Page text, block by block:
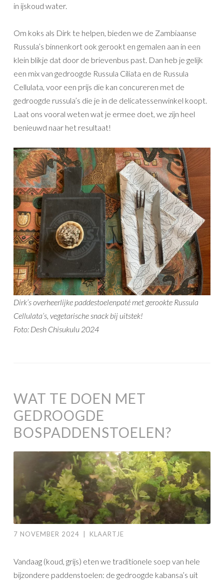
in ijskoud water.
Om koks als Dirk te helpen, bieden we de Zambiaanse
Russula’s binnenkort ook gerookt en gemalen aan in een
klein blikje dat door de brievenbus past. Dan heb je gelijk
een mix van gedroogde Russula Ciliata en de Russula
Cellulata, voor een prijs die kan concureren met de
gedroogde russula’s die je in de delicatessenwinkel koopt.
Laat ons vooral weten wat je ermee doet, we zijn heel
benieuwd naar het resultaat!
Dirk’s overheerlijke paddestoelenpaté met gerookte Russula
Cellulata’s, vegetarische snack bij uitstek!
Foto: Desh Chisukulu 2024
WAT TE DOEN MET
GEDROOGDE
BOSPADDENSTOELEN?
7 NOVEMBER 2024 KLAARTJE
Vandaag (koud, grijs) eten we traditionele soep van hele
bijzondere paddenstoelen: de gedroogde kabansa’s uit